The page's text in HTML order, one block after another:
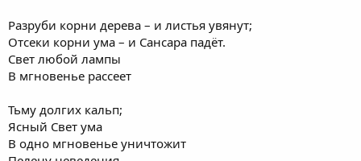
Разруби корни дерева – и листья увянут;
Отсеки корни ума – и Сансара падёт.
Свет любой лампы
В мгновенье рассеет
Тьму долгих кальп;
Ясный Свет ума
В одно мгновенье уничтожит